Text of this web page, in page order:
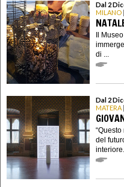
Dal 2
MILANO
Il
di ...
Dal 2
MATERA
del
interiore...